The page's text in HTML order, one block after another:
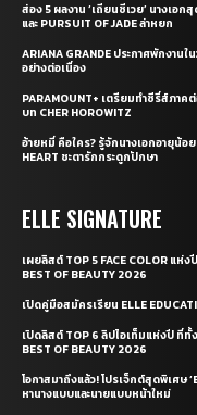
ส่อง 5 ผลงาน ‘เถียนซีเวย’ นางเอ
และ PURSUIT OF JADE ล่าหยก
ARIANA GRANDE ประกาศพักงาน
อย่างต่อเนื่อง
PARAMOUNT+ เตรียมทำซีรี่ส์ภาค
บท CHER HOROWITZ
อ้ายหมี่ คือใคร? รู้จักนางเอกอายุน้อ
HEART ชะตารักกระดูกปักษา
ELLE SIGNATURE
เผยลิสต์ TOP 5 FACE COLOR แห่
BEST OF BEAUTY 2026
เปิดคู่มือสมัครเรียน ELLE
เปิดลิสต์ TOP 6 ลิปไอเท็มแห่งปี ที่ทั้
BEST OF BEAUTY 2026
โอกาสมาถึงแล้ว! โปรเจ็กต์สุดพิเศษ
หานางแบบและนายแบบหน้าใหม่